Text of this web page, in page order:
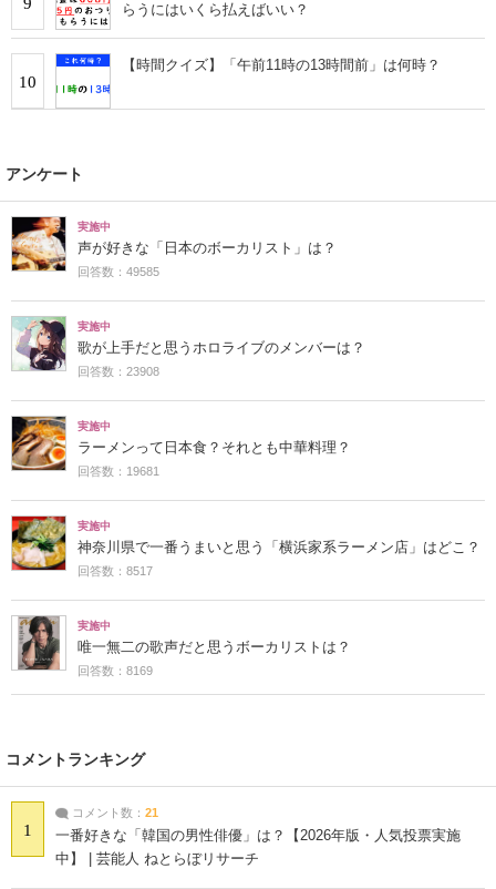
らうにはいくら払えばいい？
10
【時間クイズ】「午前11時の13時間前」は何時？
アンケート
実施中
声が好きな「日本のボーカリスト」は？
回答数：49585
実施中
歌が上手だと思うホロライブのメンバーは？
回答数：23908
実施中
ラーメンって日本食？それとも中華料理？
回答数：19681
実施中
神奈川県で一番うまいと思う「横浜家系ラーメン店」はどこ？
回答数：8517
実施中
唯一無二の歌声だと思うボーカリストは？
回答数：8169
コメントランキング
1
コメント数： 21
一番好きな「韓国の男性俳優」は？【2026年版・人気投票実施
中】 | 芸能人 ねとらぼリサーチ